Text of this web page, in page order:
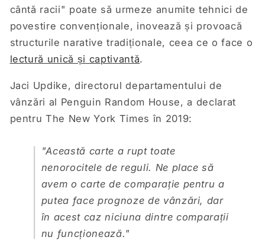
cântă racii" poate să urmeze anumite tehnici de
povestire convenționale, inovează și provoacă
structurile narative tradiționale, ceea ce o face o
lectură unică și captivantă.
Jaci Updike, directorul departamentului de
vânzări al Penguin Random House, a declarat
pentru The New York Times în 2019:
"Această carte a rupt toate
nenorocitele de reguli. Ne place să
avem o carte de comparație pentru a
putea face prognoze de vânzări, dar
în acest caz niciuna dintre comparații
nu funcționează."